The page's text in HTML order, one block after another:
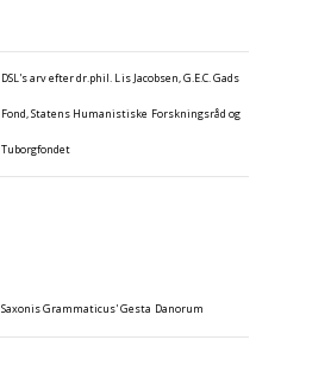
DSL's arv efter dr.phil. Lis Jacobsen, G.E.C. Gads
Fond, Statens Humanistiske Forskningsråd og
Tuborgfondet
Saxonis Grammaticus' Gesta Danorum